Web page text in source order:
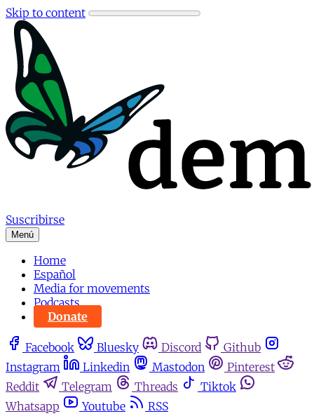
Skip to content
Suscribirse
Menú
Home
Español
Media for movements
Podcasts
Donate
Facebook Bluesky Discord
Github
Instagram
Linkedin Mastodon
Pinterest
Reddit
Telegram Threads
Tiktok
Whatsapp
Youtube RSS